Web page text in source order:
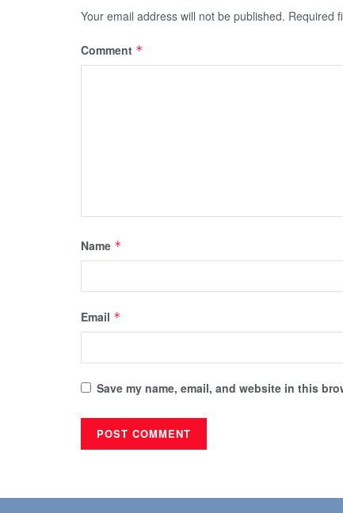
Your email address will not be published. Required
Comment *
Name *
Email *
Save my name, email, and website in this